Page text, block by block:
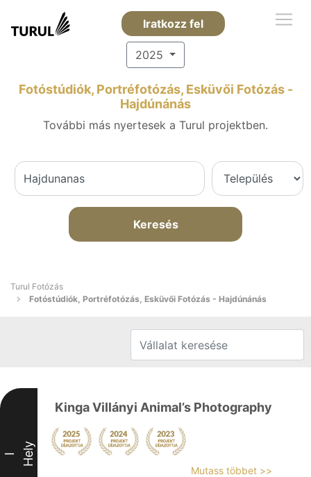
Iratkozz fel
2025
Fotóstúdiók, Portréfotózás, Esküvői Fotózás -
Hajdúnánás
További más nyertesek a Turul projektben.
Keresés
Turul Fotózás
Fotóstúdiók, Portréfotózás, Esküvői Fotózás - Hajdúnánás
I Hely
Kinga Villányi Animal’s Photography
Mutass többet >>